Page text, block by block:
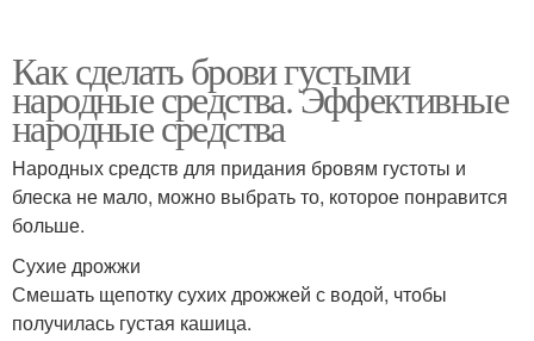
Как сделать брови густыми
народные средства. Эффективные
народные средства
Народных средств для придания бровям густоты и
блеска не мало, можно выбрать то, которое понравится
больше.
Сухие дрожжи
Смешать щепотку сухих дрожжей с водой, чтобы
получилась густая кашица.